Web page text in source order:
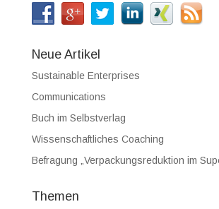
Neue Artikel
Sustainable Enterprises
Communications
Buch im Selbstverlag
Wissenschaftliches Coaching
Befragung „Verpackungsreduktion im
Themen